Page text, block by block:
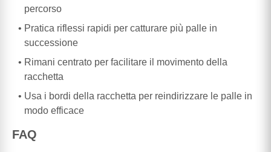
percorso
Pratica riflessi rapidi per catturare più palle in
successione
Rimani centrato per facilitare il movimento della
racchetta
Usa i bordi della racchetta per reindirizzare le palle in
modo efficace
FAQ